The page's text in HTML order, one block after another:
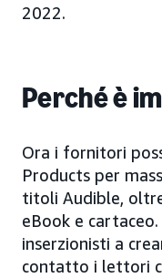
2022.
Perché è
Ora i fornitori
Products per
titoli Audible,
eBook e
inserzionisti a
contatto i lettori